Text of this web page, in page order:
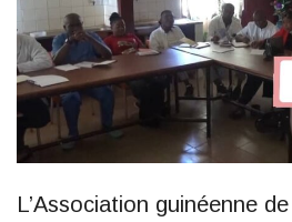
L’Association guinéenne